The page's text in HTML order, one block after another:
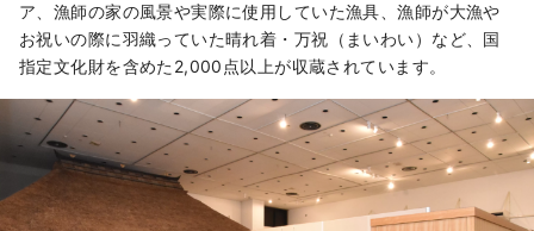
ア、漁師の家の風景や実際に使用していた漁具、漁師が大漁や
お祝いの際に羽織っていた晴れ着・万祝（まいわい）など、国
指定文化財を含めた2,000点以上が収蔵されています。